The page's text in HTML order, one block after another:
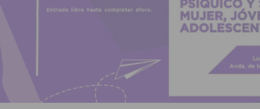
contratación de 55 personas desempleadas a través de seis
de incendios e inundaciones por el estado de sus barrancos